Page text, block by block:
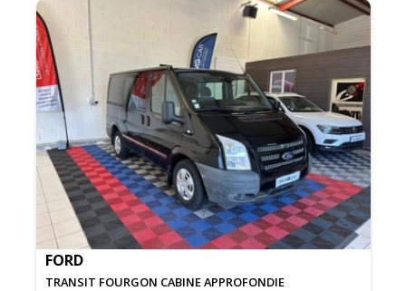
FORD
TRANSIT FOURGON CABINE APPROFONDIE